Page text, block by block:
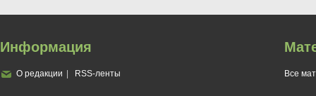
Информация
О редакции RSS-ленты Все